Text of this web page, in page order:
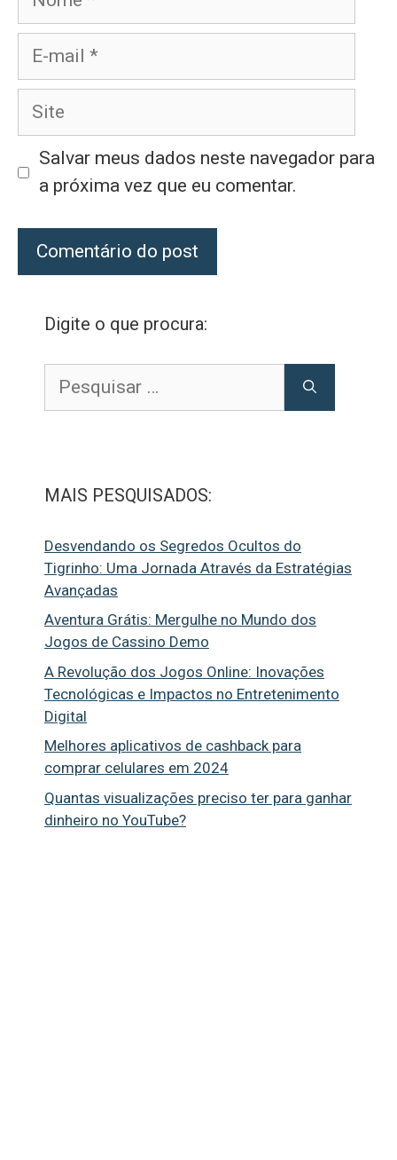
Site
Salvar meus dados neste navegador para
a próxima vez que eu comentar.
Digite o que procura:
por:
MAIS PESQUISADOS:
Desvendando os Segredos Ocultos do
Tigrinho: Uma Jornada Através da Estratégias
Avançadas
Aventura Grátis: Mergulhe no Mundo dos
Jogos de Cassino Demo
A Revolução dos Jogos Online: Inovações
Tecnológicas e Impactos no Entretenimento
Digital
Melhores aplicativos de cashback para
comprar celulares em 2024
Quantas visualizações preciso ter para ganhar
dinheiro no YouTube?